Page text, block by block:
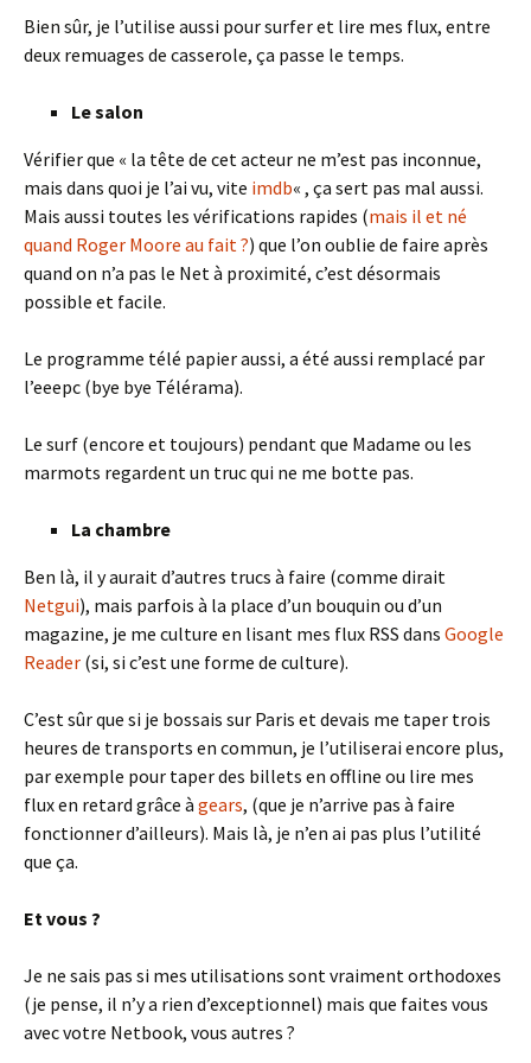
Bien sûr, je l’utilise aussi pour surfer et lire mes flux, entre
deux remuages de casserole, ça passe le temps.
Le salon
Vérifier que « la tête de cet acteur ne m’est pas inconnue,
mais dans quoi je l’ai vu, vite imdb« , ça sert pas mal aussi.
Mais aussi toutes les vérifications rapides (mais il et né
quand Roger Moore au fait ?) que l’on oublie de faire après
quand on n’a pas le Net à proximité, c’est désormais
possible et facile.
Le programme télé papier aussi, a été aussi remplacé par
l’eeepc (bye bye Télérama).
Le surf (encore et toujours) pendant que Madame ou les
marmots regardent un truc qui ne me botte pas.
La chambre
Ben là, il y aurait d’autres trucs à faire (comme dirait
Netgui), mais parfois à la place d’un bouquin ou d’un
magazine, je me culture en lisant mes flux RSS dans Google
Reader (si, si c’est une forme de culture).
C’est sûr que si je bossais sur Paris et devais me taper trois
heures de transports en commun, je l’utiliserai encore plus,
par exemple pour taper des billets en offline ou lire mes
flux en retard grâce à gears, (que je n’arrive pas à faire
fonctionner d’ailleurs). Mais là, je n’en ai pas plus l’utilité
que ça.
Et vous ?
Je ne sais pas si mes utilisations sont vraiment orthodoxes
(je pense, il n’y a rien d’exceptionnel) mais que faites vous
avec votre Netbook, vous autres ?